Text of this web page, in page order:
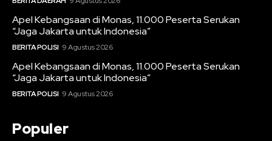
Apel Kebangsaan di Monas, 11.000 Peserta Serukan
“Jaga Jakarta untuk Indonesia”
BERITA POLISI 9 Agustus 2026
Apel Kebangsaan di Monas, 11.000 Peserta Serukan
“Jaga Jakarta untuk Indonesia”
BERITA POLISI 9 Agustus 2026
Populer